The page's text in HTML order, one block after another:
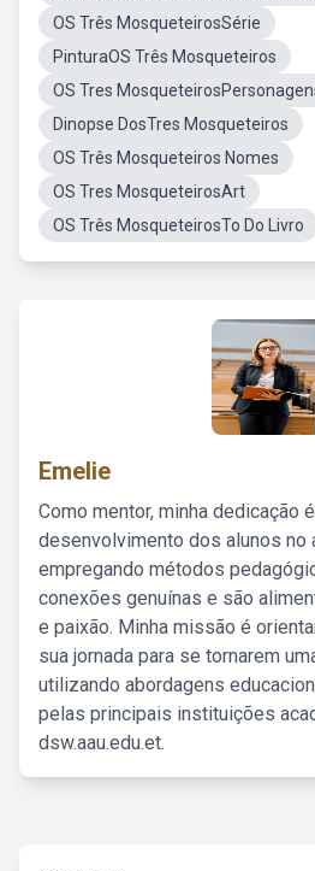
OS Três MosqueteirosSérie
PinturaOS Três Mosqueteiros
OS Tres
Dinopse DosTres Mosqueteiros
OS Três Mosqueteiros Nomes
OS Tres MosqueteirosArt
OS Três MosqueteirosTo Do Livro
Emelie
Como mentor, minha dedicação
desenvolvimento dos alunos no
empregando métodos
conexões genuínas e são
e paixão. Minha missão é
sua jornada para se tornarem
utilizando abordagens
pelas principais instituições
dsw.aau.edu.et.